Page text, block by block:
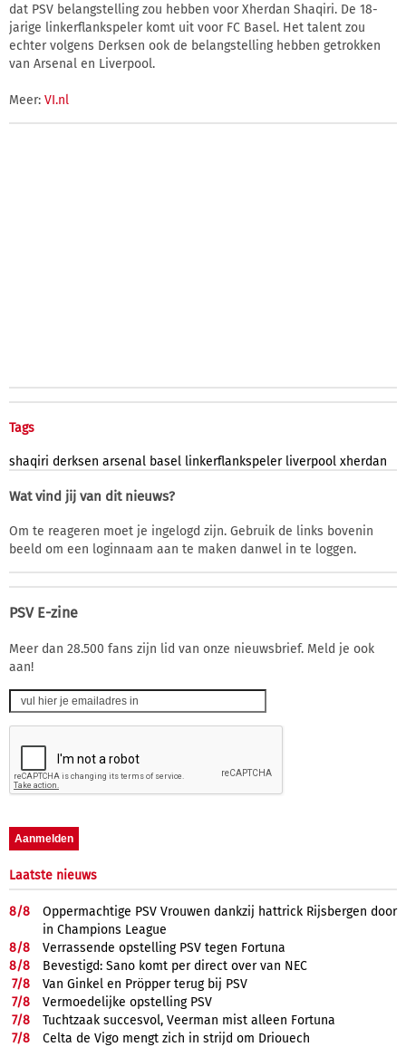
dat PSV belangstelling zou hebben voor Xherdan Shaqiri. De 18-
jarige linkerflankspeler komt uit voor FC Basel. Het talent zou
echter volgens Derksen ook de belangstelling hebben getrokken
van Arsenal en Liverpool.
Meer: VI.nl
Tags
shaqiri derksen arsenal basel linkerflankspeler liverpool xherdan
Wat vind jij van dit nieuws?
Om te reageren moet je ingelogd zijn. Gebruik de links bovenin
beeld om een loginnaam aan te maken danwel in te loggen.
PSV E-zine
Meer dan 28.500 fans zijn lid van onze nieuwsbrief. Meld je ook
aan!
Laatste nieuws
8/8
Oppermachtige PSV Vrouwen dankzij hattrick Rijsbergen door
in Champions League
8/8
Verrassende opstelling PSV tegen Fortuna
8/8
Bevestigd: Sano komt per direct over van NEC
7/8
Van Ginkel en Pröpper terug bij PSV
7/8
Vermoedelijke opstelling PSV
7/8
Tuchtzaak succesvol, Veerman mist alleen Fortuna
7/8
Celta de Vigo mengt zich in strijd om Driouech